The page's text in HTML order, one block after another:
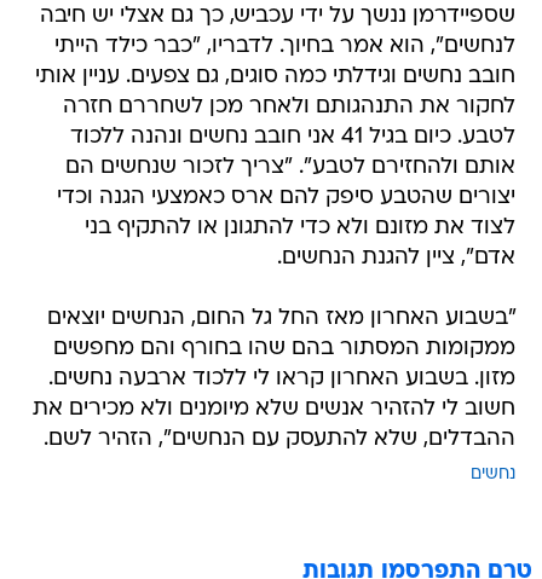
שספיידרמן ננשך על ידי עכביש, כך גם אצלי יש חיבה
לנחשים", הוא אמר בחיוך. לדבריו, "כבר כילד הייתי
חובב נחשים וגידלתי כמה סוגים, גם צפעים. עניין אותי
לחקור את התנהגותם ולאחר מכן לשחררם חזרה
לטבע. כיום בגיל 41 אני חובב נחשים ונהנה ללכוד
אותם ולהחזירם לטבע". "צריך לזכור שנחשים הם
יצורים שהטבע סיפק להם ארס כאמצעי הגנה וכדי
לצוד את מזונם ולא כדי להתגונן או להתקיף בני
אדם", ציין להגנת הנחשים.
"בשבוע האחרון מאז החל גל החום, הנחשים יוצאים
ממקומות המסתור בהם שהו בחורף והם מחפשים
מזון. בשבוע האחרון קראו לי ללכוד ארבעה נחשים.
חשוב לי להזהיר אנשים שלא מיומנים ולא מכירים את
ההבדלים, שלא להתעסק עם הנחשים", הזהיר לשם.
נחשים
טרם התפרסמו תגובות